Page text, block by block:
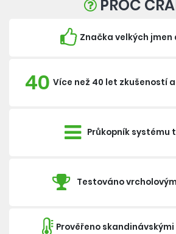
PROČ
Značka velkých jmen
40 Více než 40 let zkušeností
Průkopník systému
Testováno
Prověřeno